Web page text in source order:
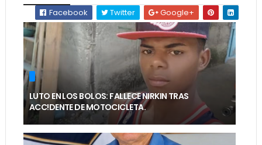
Facebook
Twitter Google+
LUTO EN LOS BOLOS: FALLECE NIRKIN TRAS
ACC!DENTE DE MOTOCICLETA.